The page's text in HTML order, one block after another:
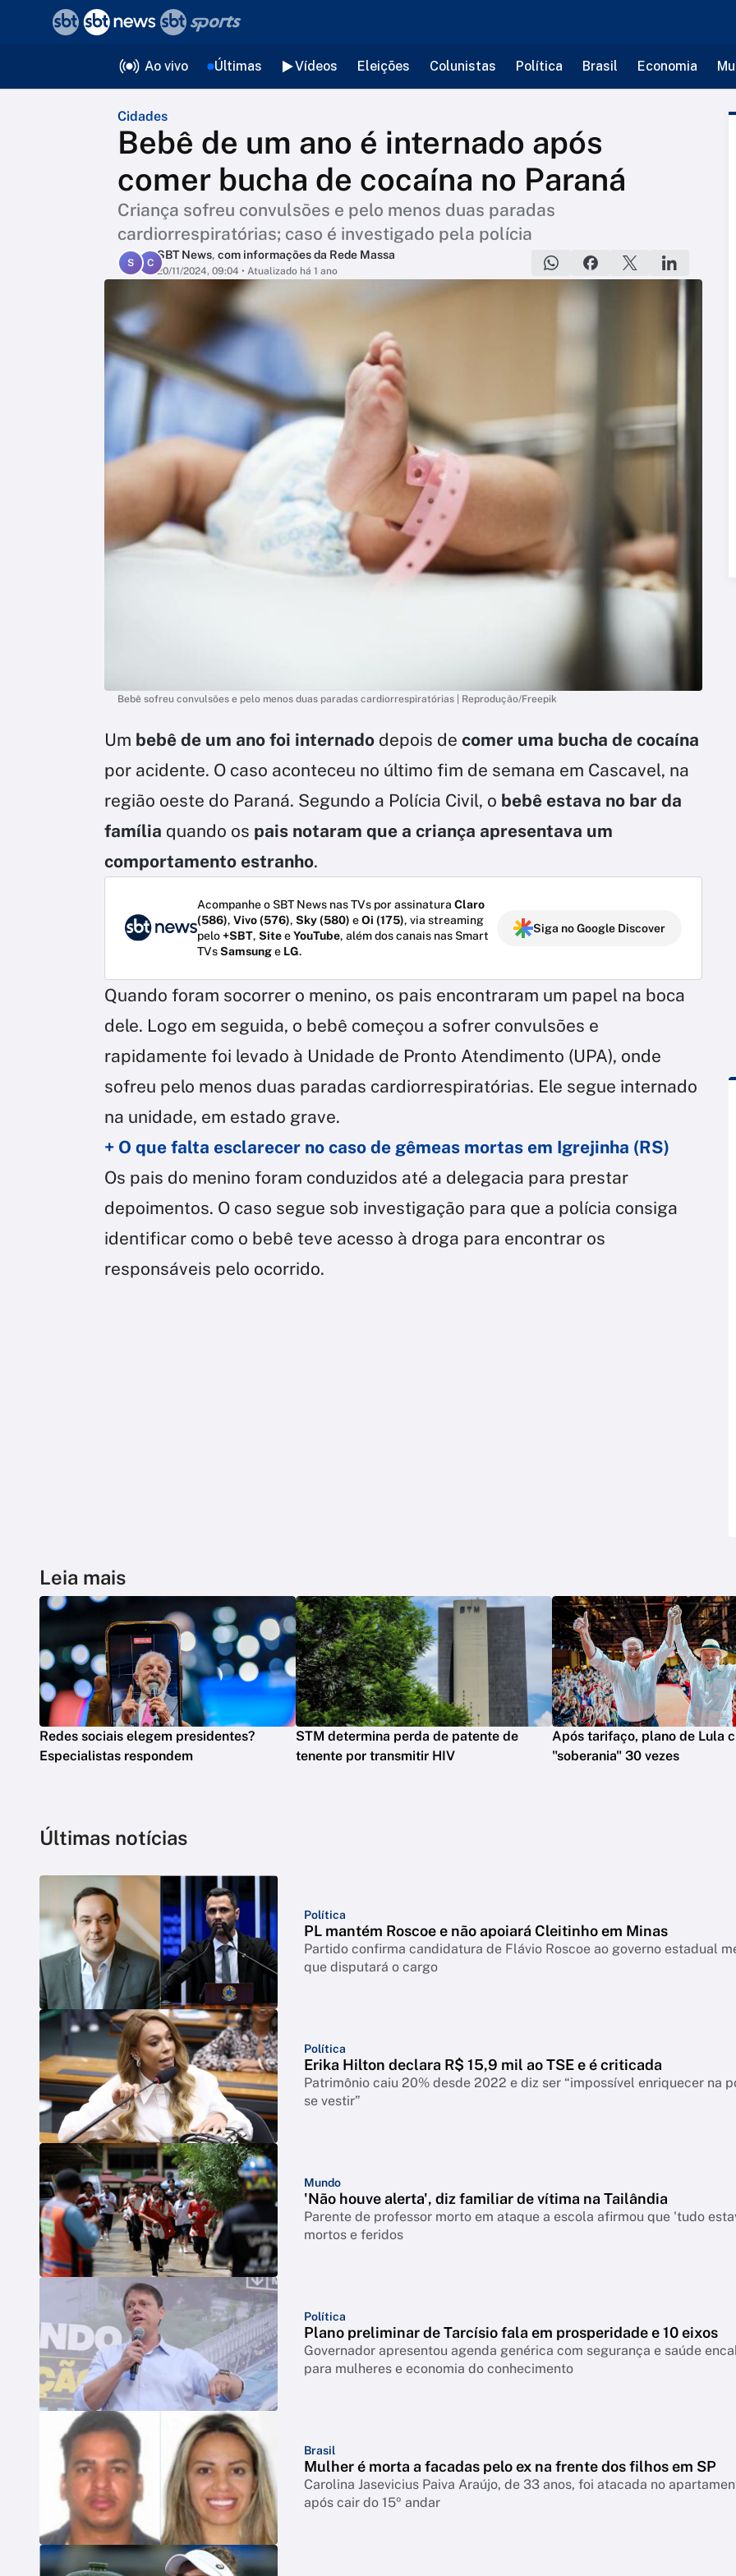
Ao vivo Últimas Vídeos Eleições Colunistas Política Brasil Economia
Cidades
Bebê de um ano é internado após
comer bucha de cocaína no Paraná
Criança sofreu convulsões e pelo menos duas paradas
cardiorrespiratórias; caso é investigado pela polícia
S C
SBT News, com informações da Rede Massa
20/11/2024, 09:04 • Atualizado há 1 ano
Bebê sofreu convulsões e pelo menos duas paradas cardiorrespiratórias | Reprodução/Freepik
Um bebê de um ano foi internado depois de comer uma bucha de cocaína
por acidente. O caso aconteceu no último fim de semana em Cascavel, na
região oeste do Paraná. Segundo a Polícia Civil, o bebê estava no bar da
família quando os pais notaram que a criança apresentava um
comportamento estranho.
Acompanhe o SBT News nas TVs por assinatura Claro
(586), Vivo (576), Sky (580) eOi (175), via streaming
pelo+SBT, SiteeYouTube, além dos canais nas Smart
TVsSamsunge LG.
Siga no Google Discover
Quando foram socorrer o menino, os pais encontraram um papel na boca
dele. Logo em seguida, o bebê começou a sofrer convulsões e
rapidamente foi levado à Unidade de Pronto Atendimento (UPA), onde
sofreu pelo menos duas paradas cardiorrespiratórias. Ele segue internado
na unidade, em estado grave.
+ O que falta esclarecer no caso de gêmeas mortas em Igrejinha (RS)
Os pais do menino foram conduzidos até a delegacia para prestar
depoimentos. O caso segue sob investigação para que a polícia consiga
identificar como o bebê teve acesso à droga para encontrar os
responsáveis pelo ocorrido.
Leia mais
Redes sociais elegem presidentes?
Especialistas respondem
STM determina perda de patente de
tenente por transmitir HIV
Após tarifaço, plano de Lula
"soberania" 30 vezes
Últimas notícias
Política
PL mantém Roscoe e não apoiará Cleitinho em Minas
Partido confirma candidatura de Flávio Roscoe ao governo estadual
que disputará o cargo
Política
Erika Hilton declara R$ 15,9 mil ao TSE e é criticada
Patrimônio caiu 20% desde 2022 e diz ser “impossível enriquecer na
se vestir”
Mundo
'Não houve alerta', diz familiar de vítima na Tailândia
Parente de professor morto em ataque a escola afirmou que 'tudo
mortos e feridos
Política
Plano preliminar de Tarcísio fala em prosperidade e 10 eixos
Governador apresentou agenda genérica com segurança e saúde
para mulheres e economia do conhecimento
Brasil
Mulher é morta a facadas pelo ex na frente dos filhos em SP
Carolina Jasevicius Paiva Araújo, de 33 anos, foi atacada no
após cair do 15º andar
voltar
Editorias